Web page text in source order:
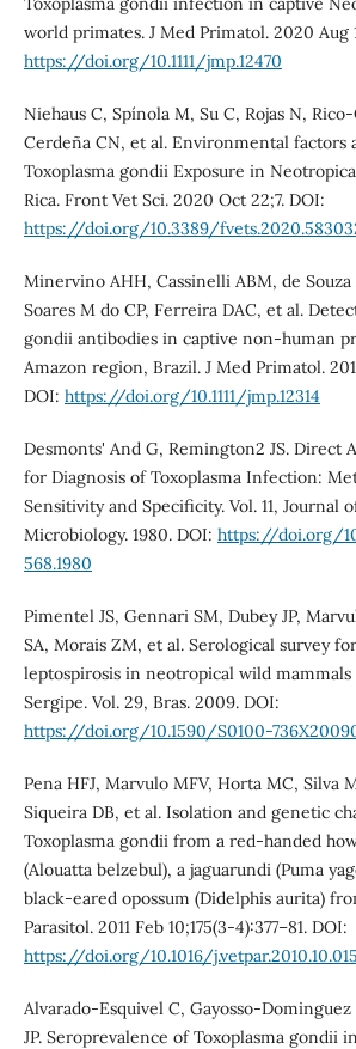
world primates. J Med Primatol. 2020 Aug
https://doi.org/10.1111/jmp.12470
Niehaus C, Spínola M, Su C, Rojas N,
Cerdeña CN, et al. Environmental factors
Toxoplasma gondii Exposure in
Rica. Front Vet Sci. 2020 Oct 22;7. DOI:
https://doi.org/10.3389/
Minervino AHH, Cassinelli ABM, de Souza
Soares M do CP, Ferreira DAC, et al.
gondii antibodies in captive non-human
Amazon region, Brazil. J Med Primatol.
DOI: https://doi.org/10.1111/jmp.12314
Desmonts' And G, Remington2 JS. Direct
for Diagnosis of Toxoplasma Infection:
Sensitivity and Specificity. Vol. 11, Journal
Microbiology. 1980. DOI: https://doi.org/
568.1980
Pimentel JS, Gennari SM, Dubey JP,
SA, Morais ZM, et al. Serological survey
leptospirosis in neotropical wild mammals
Sergipe. Vol. 29, Bras. 2009. DOI:
https://doi.org/10.1590/S0100-
Pena HFJ, Marvulo MFV, Horta MC, Silva
Siqueira DB, et al. Isolation and genetic
Toxoplasma gondii from a red-handed
(Alouatta belzebul), a jaguarundi (Puma
black-eared opossum (Didelphis aurita)
Parasitol. 2011 Feb 10;175(3-4):377–81. DOI:
https://doi.org/10.1016/j.vetpar.2010.10.015
Alvarado-Esquivel C, Gayosso-
JP. Seroprevalence of Toxoplasma gondii